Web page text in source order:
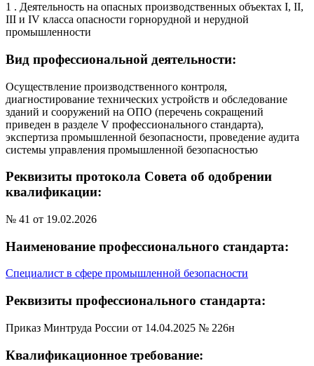
1 . Деятельность на опасных производственных объектах I, II,
III и IV класса опасности горнорудной и нерудной
промышленности
Вид профессиональной деятельности:
Осуществление производственного контроля,
диагностирование технических устройств и обследование
зданий и сооружений на ОПО (перечень сокращений
приведен в разделе V профессионального стандарта),
экспертиза промышленной безопасности, проведение аудита
системы управления промышленной безопасностью
Реквизиты протокола Совета об одобрении
квалификации:
№ 41 от 19.02.2026
Наименование профессионального стандарта:
Специалист в сфере промышленной безопасности
Реквизиты профессионального стандарта:
Приказ Минтруда России от 14.04.2025 № 226н
Квалификационное требование: